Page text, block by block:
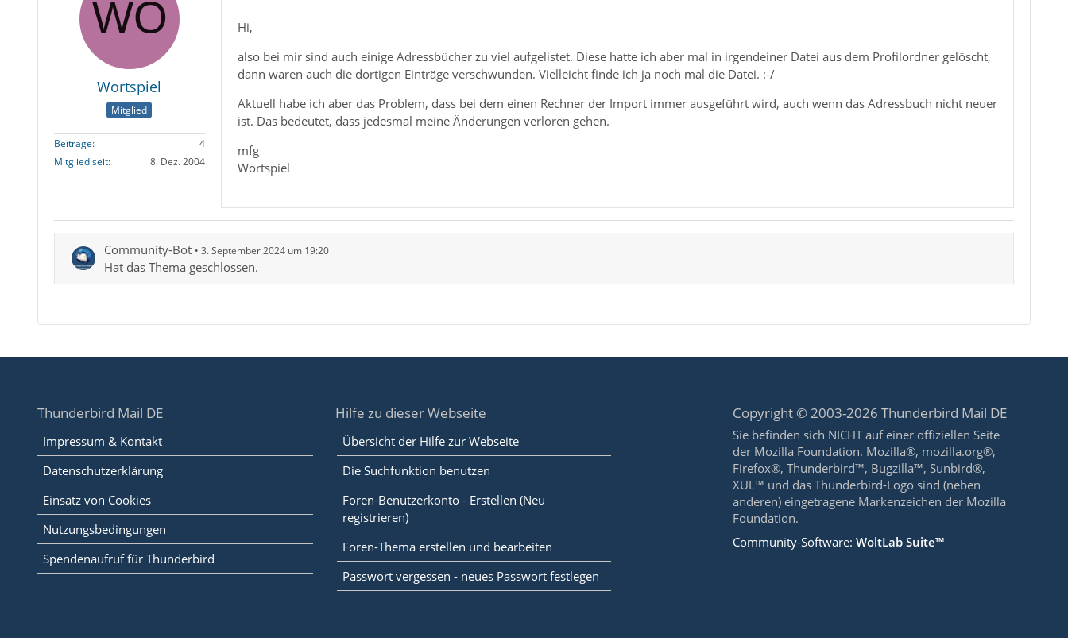
Wortspiel
Mitglied
Beiträge
4
Mitglied seit
8. Dez. 2004
Hi,
also bei mir sind auch einige Adressbücher zu viel aufgelistet. Diese hatte ich aber mal in irgendeiner Datei aus dem Profilordner gelöscht,
dann waren auch die dortigen Einträge verschwunden. Vielleicht finde ich ja noch mal die Datei. :-/
Aktuell habe ich aber das Problem, dass bei dem einen Rechner der Import immer ausgeführt wird, auch wenn das Adressbuch nicht neuer
ist. Das bedeutet, dass jedesmal meine Änderungen verloren gehen.
mfg
Wortspiel
Community-Bot 3. September 2024 um 19:20
Hat das Thema geschlossen.
Thunderbird Mail DE
Impressum & Kontakt
Datenschutzerklärung
Einsatz von Cookies
Nutzungsbedingungen
Spendenaufruf für Thunderbird
Hilfe zu dieser Webseite
Übersicht der Hilfe zur Webseite
Die Suchfunktion benutzen
Foren-Benutzerkonto - Erstellen (Neu
registrieren)
Foren-Thema erstellen und bearbeiten
Passwort vergessen - neues Passwort festlegen
Copyright © 2003-2026 Thunderbird Mail DE
Sie befinden sich NICHT auf einer offiziellen Seite
der Mozilla Foundation. Mozilla®, mozilla.org®,
Firefox®, Thunderbird™, Bugzilla™, Sunbird®,
XUL™ und das Thunderbird-Logo sind (neben
anderen) eingetragene Markenzeichen der Mozilla
Foundation.
Community-Software:WoltLab Suite™